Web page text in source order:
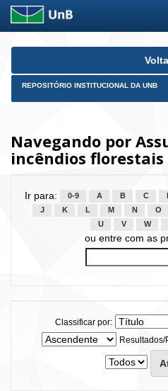
Skip
REPOSITÓRIO INSTITUCIONAL DA UNB
Navegando por
incêndios florestais
Ir para: 0-9 A B C
J
K L M N O
U
V W
ou entre com as
Classificar por:
Resultados/